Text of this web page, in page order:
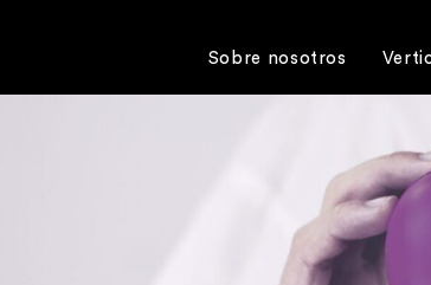
Sobre nosotros